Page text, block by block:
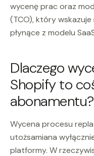
wycenę prac oraz
(TCO), który
płynące z modelu
Dlaczego
Shopify to
abonamentu?
Wycena procesu
utożsamiana
platformy. W